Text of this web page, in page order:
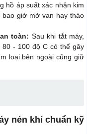
hồ áp suất xác nhận kim
giờ mở van hay tháo
toàn: Sau khi tắt máy,
- 100 độ C có thể gây
loại bên ngoài cũng giữ
nén khí chuẩn kỹ